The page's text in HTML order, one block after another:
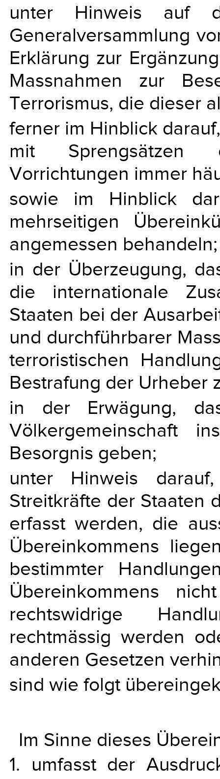
unter Hinweis auf
Generalversammlung
Erklärung zur
Massnahmen zur
Terrorismus, die dieser
ferner im Hinblick
mit Sprengsätzen
Vorrichtungen immer
sowie im Hinblick
mehrseitigen
angemessen behandeln;
in der Überzeugung,
die internationale
Staaten bei der
und durchführbarer
terroristischen
Bestrafung der Urheber
in der Erwägung,
Völkergemeinschaft
Besorgnis geben;
unter Hinweis
Streitkräfte der Staaten
erfasst werden, die
Übereinkommens
bestimmter
Übereinkommens
rechtswidrige
rechtmässig werden
anderen Gesetzen
sind wie folgt
Im Sinne dieses
1. umfasst der